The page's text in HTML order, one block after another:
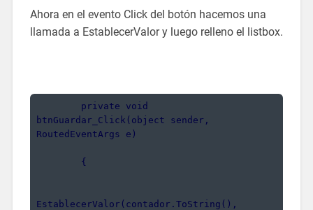
Ahora en el evento Click del botón hacemos una
llamada a EstablecerValor y luego relleno el listbox.
       private void
btnGuardar_Click(object sender,
RoutedEventArgs e)
        {
EstablecerValor(contador.ToString(),